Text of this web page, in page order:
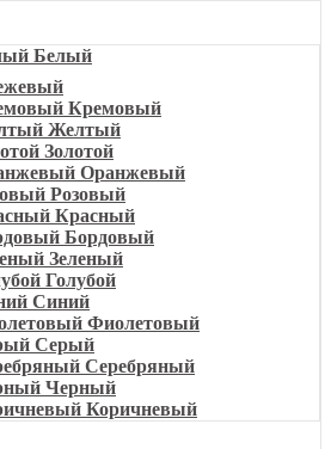
Белый
Кремовый
Желтый
Золотой
Оранжевый
Розовый
Красный
Бордовый
Зеленый
Голубой
Синий
Фиолетовый
Серый
Серебряный
Черный
Коричневый